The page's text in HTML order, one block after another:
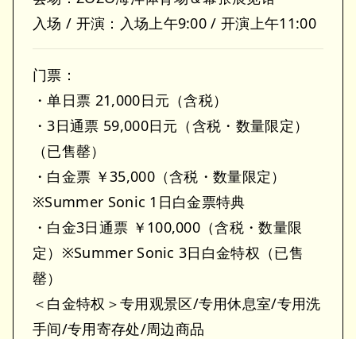
入场 / 开演：入场上午9:00 / 开演上午11:00
门票：
・单日票 21,000日元（含税）
・3日通票 59,000日元（含税・数量限定）
（已售罄）
・白金票 ￥35,000（含税・数量限定）
※Summer Sonic 1日白金票特典
・白金3日通票 ￥100,000（含税・数量限
定）※Summer Sonic 3日白金特权（已售
罄）
＜白金特权＞专用观景区/专用休息室/专用洗
手间/专用寄存处/周边商品